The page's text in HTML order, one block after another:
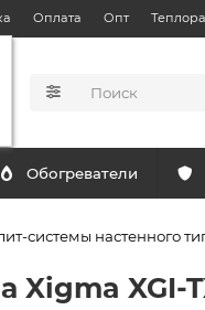
Оплата Опт
Обогреватели
системы настенного
Xigma XGI-